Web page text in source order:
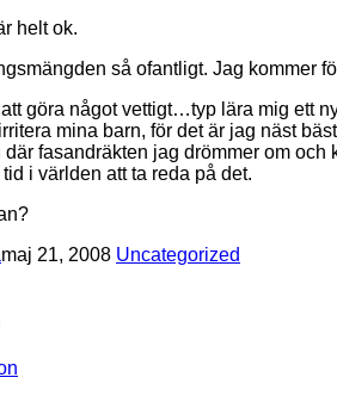
helt ok.
så ofantligt. Jag kommer
göra något vettigt…typ lära mig ett
mina barn, för det är jag näst
fasandräkten jag drömmer om
i världen att ta reda på det.
maj 21, 2008 Uncategorized